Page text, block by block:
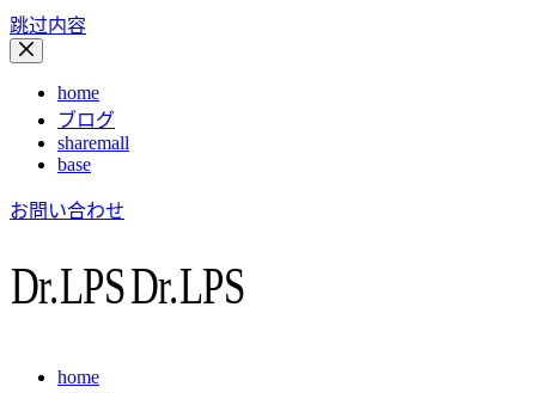
跳过内容
home
ブログ
sharemall
base
お問い合わせ
home